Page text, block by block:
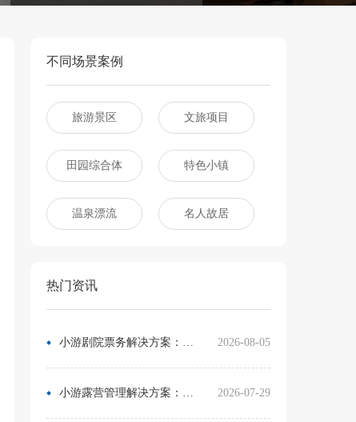
不同场景案例
旅游景区 文旅项目
田园综合体 特色小镇
温泉漂流 名人故居
热门资讯
小游剧院票务解决方案：让观众像买电影票一样选座 2026-08-05
小游露营管理解决方案：无需再用Excel管营位 2026-07-29